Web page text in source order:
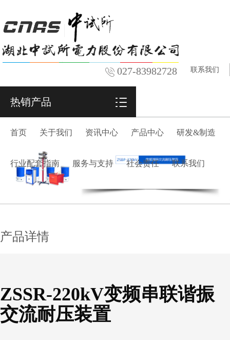
027-83982728 联系我们
热销产品
首页 关于我们 资讯中心 产品中心 研发&制造
行业配套指南 服务与支持 社会责任 联系我们
产品详情
ZSSR-220kV变频串联谐振
交流耐压装置